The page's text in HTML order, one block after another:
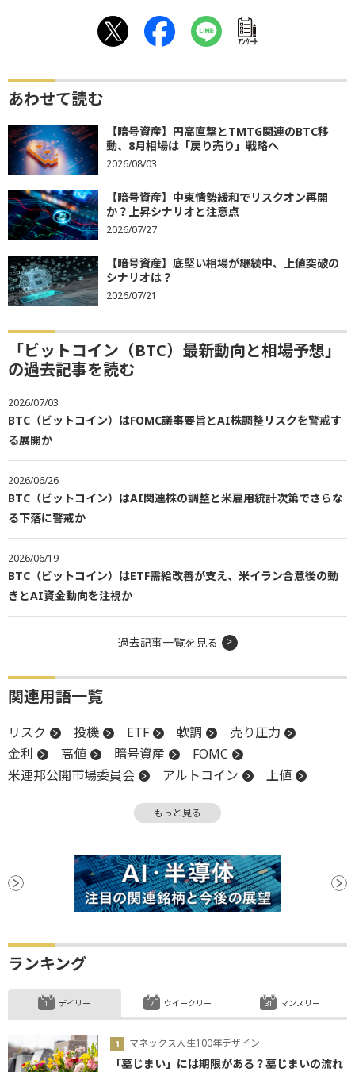
ｱﾝｹｰﾄ
あわせて読む
【暗号資産】円高直撃とTMTG関連のBTC移
動、8月相場は「戻り売り」戦略へ
2026/08/03
【暗号資産】中東情勢緩和でリスクオン再開
か？上昇シナリオと注意点
2026/07/27
【暗号資産】底堅い相場が継続中、上値突破の
シナリオは？
2026/07/21
「ビットコイン（BTC）最新動向と相場予想」
の過去記事を読む
2026/07/03
BTC（ビットコイン）はFOMC議事要旨とAI株調整リスクを警戒す
る展開か
2026/06/26
BTC（ビットコイン）はAI関連株の調整と米雇用統計次第でさらな
る下落に警戒か
2026/06/19
BTC（ビットコイン）はETF需給改善が支え、米イラン合意後の動
きとAI資金動向を注視か
過去記事一覧を見る
関連用語一覧
リスク 投機 ETF 軟調
売り圧力
金利
高値 暗号資産
FOMC
米連邦公開市場委員会
アルトコイン
上値
利下げ リップル
もっと見る
ランキング
デイリー
マネックス人生100年デザイン
「墓じまい」には期限がある？墓じまいの流れ
ウイークリー マンスリー